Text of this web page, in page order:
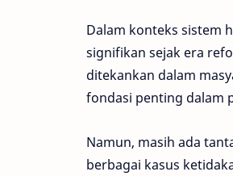
Dalam konteks sistem
signifikan sejak era
ditekankan dalam
fondasi penting dalam
Namun, masih ada
berbagai kasus